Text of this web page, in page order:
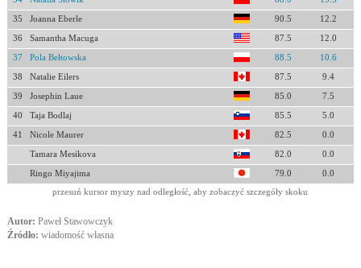
35 Joanna Eberle 90.5 12.2
36 Samantha Macuga 87.5 12.0
37 Pola Bełtowska 88.5 10.6
38 Natalie Eilers 87.5 9.4
39 Josephin Laue 85.0 7.5
40 Taja Bodlaj 85.5 5.0
41 Nicole Maurer 82.5 0.0
Tamara Mesikova 82.0 0.0
Ringo Miyajima 79.0 0.0
przesuń kursor myszy nad odległość, aby zobaczyć szczegóły skoku
Autor: Paweł Stawowczyk
Źródło: wiadomość własna